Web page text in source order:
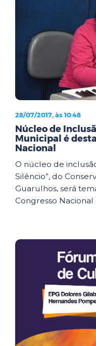
28/07/2017, às 10:48
Núcleo de
Municipal é
Nacional
O núcleo de
Silêncio”, do
Guarulhos, será
Congresso Nacional